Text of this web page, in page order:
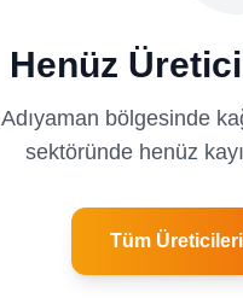
Henüz
Adıyaman bölgesinde
sektöründe henüz
Tüm